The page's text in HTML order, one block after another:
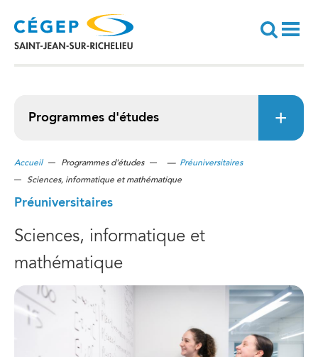
contenu
principal
Recherche
Programmes d'études
Accueil Programmes d'études — Préuniversitaires
Sciences, informatique et mathématique
Préuniversitaires
Sciences, informatique et
mathématique